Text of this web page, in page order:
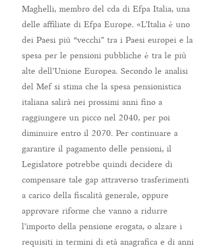
Maghelli, membro del cda di Efpa Italia, una
delle affiliate di Efpa Europe. «L’Italia è uno
dei Paesi più “vecchi” tra i Paesi europei e la
spesa per le pensioni pubbliche è tra le più
alte dell’Unione Europea. Secondo le analisi
del Mef si stima che la spesa pensionistica
italiana salirà nei prossimi anni fino a
raggiungere un picco nel 2040, per poi
diminuire entro il 2070. Per continuare a
garantire il pagamento delle pensioni, il
Legislatore potrebbe quindi decidere di
compensare tale gap attraverso trasferimenti
a carico della fiscalità generale, oppure
approvare riforme che vanno a ridurre
l’importo della pensione erogata, o alzare i
requisiti in termini di età anagrafica e di anni